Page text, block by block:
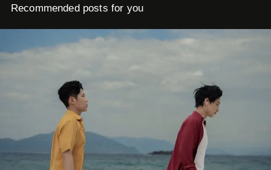
Recommended posts for you